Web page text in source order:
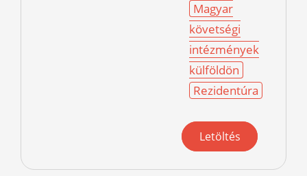
Magyar
követségi
intézmények
külföldön
Rezidentúra
Letöltés